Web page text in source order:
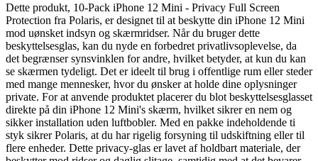
Dette produkt, 10-Pack iPhone 12 Mini - Privacy Full Screen
Protection fra Polaris, er designet til at beskytte din iPhone 12 Mini
mod uønsket indsyn og skærmridser. Når du bruger dette
beskyttelsesglas, kan du nyde en forbedret privatlivsoplevelse, da
det begrænser synsvinklen for andre, hvilket betyder, at kun du kan
se skærmen tydeligt. Det er ideelt til brug i offentlige rum eller steder
med mange mennesker, hvor du ønsker at holde dine oplysninger
private. For at anvende produktet placerer du blot beskyttelsesglasset
direkte på din iPhone 12 Mini's skærm, hvilket sikrer en nem og
sikker installation uden luftbobler. Med en pakke indeholdende ti
styk sikrer Polaris, at du har rigelig forsyning til udskiftning eller til
flere enheder. Dette privacy-glas er lavet af holdbart materiale, der